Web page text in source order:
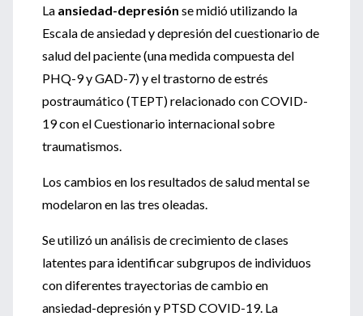
La ansiedad-depresión se midió utilizando la
Escala de ansiedad y depresión del cuestionario de
salud del paciente (una medida compuesta del
PHQ-9 y GAD-7) y el trastorno de estrés
postraumático (TEPT) relacionado con COVID-
19 con el Cuestionario internacional sobre
traumatismos.
Los cambios en los resultados de salud mental se
modelaron en las tres oleadas.
Se utilizó un análisis de crecimiento de clases
latentes para identificar subgrupos de individuos
con diferentes trayectorias de cambio en
ansiedad-depresión y PTSD COVID-19. La